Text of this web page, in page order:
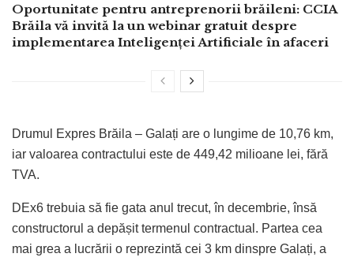
Oportunitate pentru antreprenorii brăileni: CCIA
Brăila vă invită la un webinar gratuit despre
implementarea Inteligenței Artificiale în afaceri
Drumul Expres Brăila – Galați are o lungime de 10,76 km,
iar valoarea contractului este de 449,42 milioane lei, fără
TVA.
DEx6 trebuia să fie gata anul trecut, în decembrie, însă
constructorul a depășit termenul contractual. Partea cea
mai grea a lucrării o reprezintă cei 3 km dinspre Galați, a